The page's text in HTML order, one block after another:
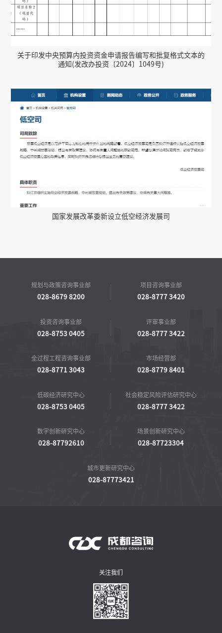
关于印发中央预算内投资资金申请报告编写和批复格式文本的
通知(发改办投资〔2024〕1049号)
国家发展改革委新设立低空经济发展司
规划与政策咨询事业部
028-8679 8200
项目咨询事业部
028-8777 3420
投资咨询事业部
028-8753 0405
评审事业部
028-8777 3422
全过程工程咨询事业部
028-8771 3043
市场经营部
028-8779 8401
低碳经济研究中心
028-8753 0405
社会稳定风险评估研究中心
028-8777 3422
数字创新研究中心
028-87792610
场景创新研究中心
028-87723304
城市更新研究中心
028-87773421
关注我们